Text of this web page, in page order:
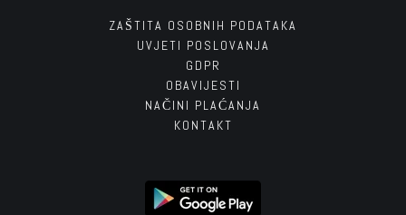
ZAŠTITA OSOBNIH PODATAKA
UVJETI POSLOVANJA
GDPR
OBAVIJESTI
NAČINI PLAĆANJA
KONTAKT